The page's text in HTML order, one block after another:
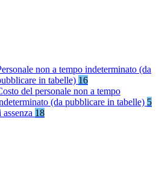
non a tempo indeterminato (da
in tabelle) 16
del personale non a tempo
(da pubblicare in tabelle) 5
18